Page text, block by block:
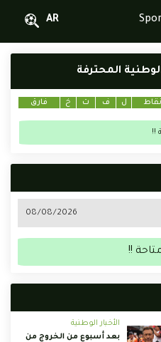
AR
المحترفة
نقاط ل ف ت خ فارق
!!
!!
الأخبار الوطنية
بعد أسبوع من الخروج من